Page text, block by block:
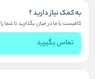
به کمک نیاز دارید ؟
کافیست با ما در میان بگذارید تا شما
تماس بگیرید